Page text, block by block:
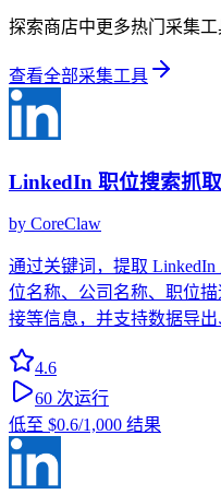
探索商店中更多热门采集工
查看全部采集工具
LinkedIn 职位搜索抓
by CoreClaw
通过关键词，提取
位名称、公司名称、职位
接等信息，并支持数据导
4.6
60 次运行
低至 $0.6/1,000 结果